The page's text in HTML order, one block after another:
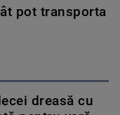
pot transporta
dreasă cu